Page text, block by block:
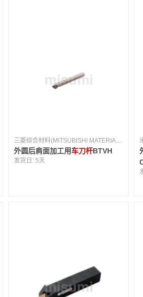
三菱综合材料(MITSUBISHI MATERIALS) [日本]
外圆后肩面加工用车刀杆BTVH
发货日:5天